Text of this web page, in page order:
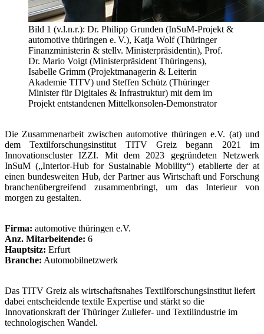
Bild 1 (v.l.n.r.): Dr. Philipp Grunden (InSuM-Projekt &
automotive thüringen e. V.), Katja Wolf (Thüringer
Finanzministerin & stellv. Ministerpräsidentin), Prof.
Dr. Mario Voigt (Ministerpräsident Thüringens),
Isabelle Grimm (Projektmanagerin & Leiterin
Akademie TITV) und Steffen Schütz (Thüringer
Minister für Digitales & Infrastruktur) mit dem im
Projekt entstandenen Mittelkonsolen-Demonstrator
Die Zusammenarbeit zwischen automotive thüringen e.V. (at) und
dem Textilforschungsinstitut TITV Greiz begann 2021 im
Innovationscluster IZZI. Mit dem 2023 gegründeten Netzwerk
InSuM („Interior-Hub for Sustainable Mobility“) etablierte der at
einen bundesweiten Hub, der Partner aus Wirtschaft und Forschung
branchenübergreifend zusammenbringt, um das Interieur von
morgen zu gestalten.
Firma: automotive thüringen e.V.
Anz. Mitarbeitende: 6
Hauptsitz: Erfurt
Branche: Automobilnetzwerk
Das TITV Greiz als wirtschaftsnahes Textilforschungsinstitut liefert
dabei entscheidende textile Expertise und stärkt so die
Innovationskraft der Thüringer Zuliefer- und Textilindustrie im
technologischen Wandel.